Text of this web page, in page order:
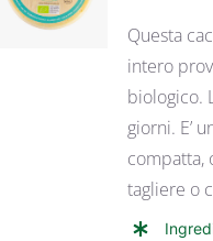
Questa
intero
biologico.
giorni. E’
compatta,
tagliere o